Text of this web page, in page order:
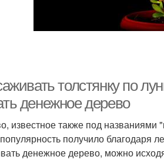
толстянку по
денежное дерево
известное также под названиями
получило благодаря
денежное дерево, можно